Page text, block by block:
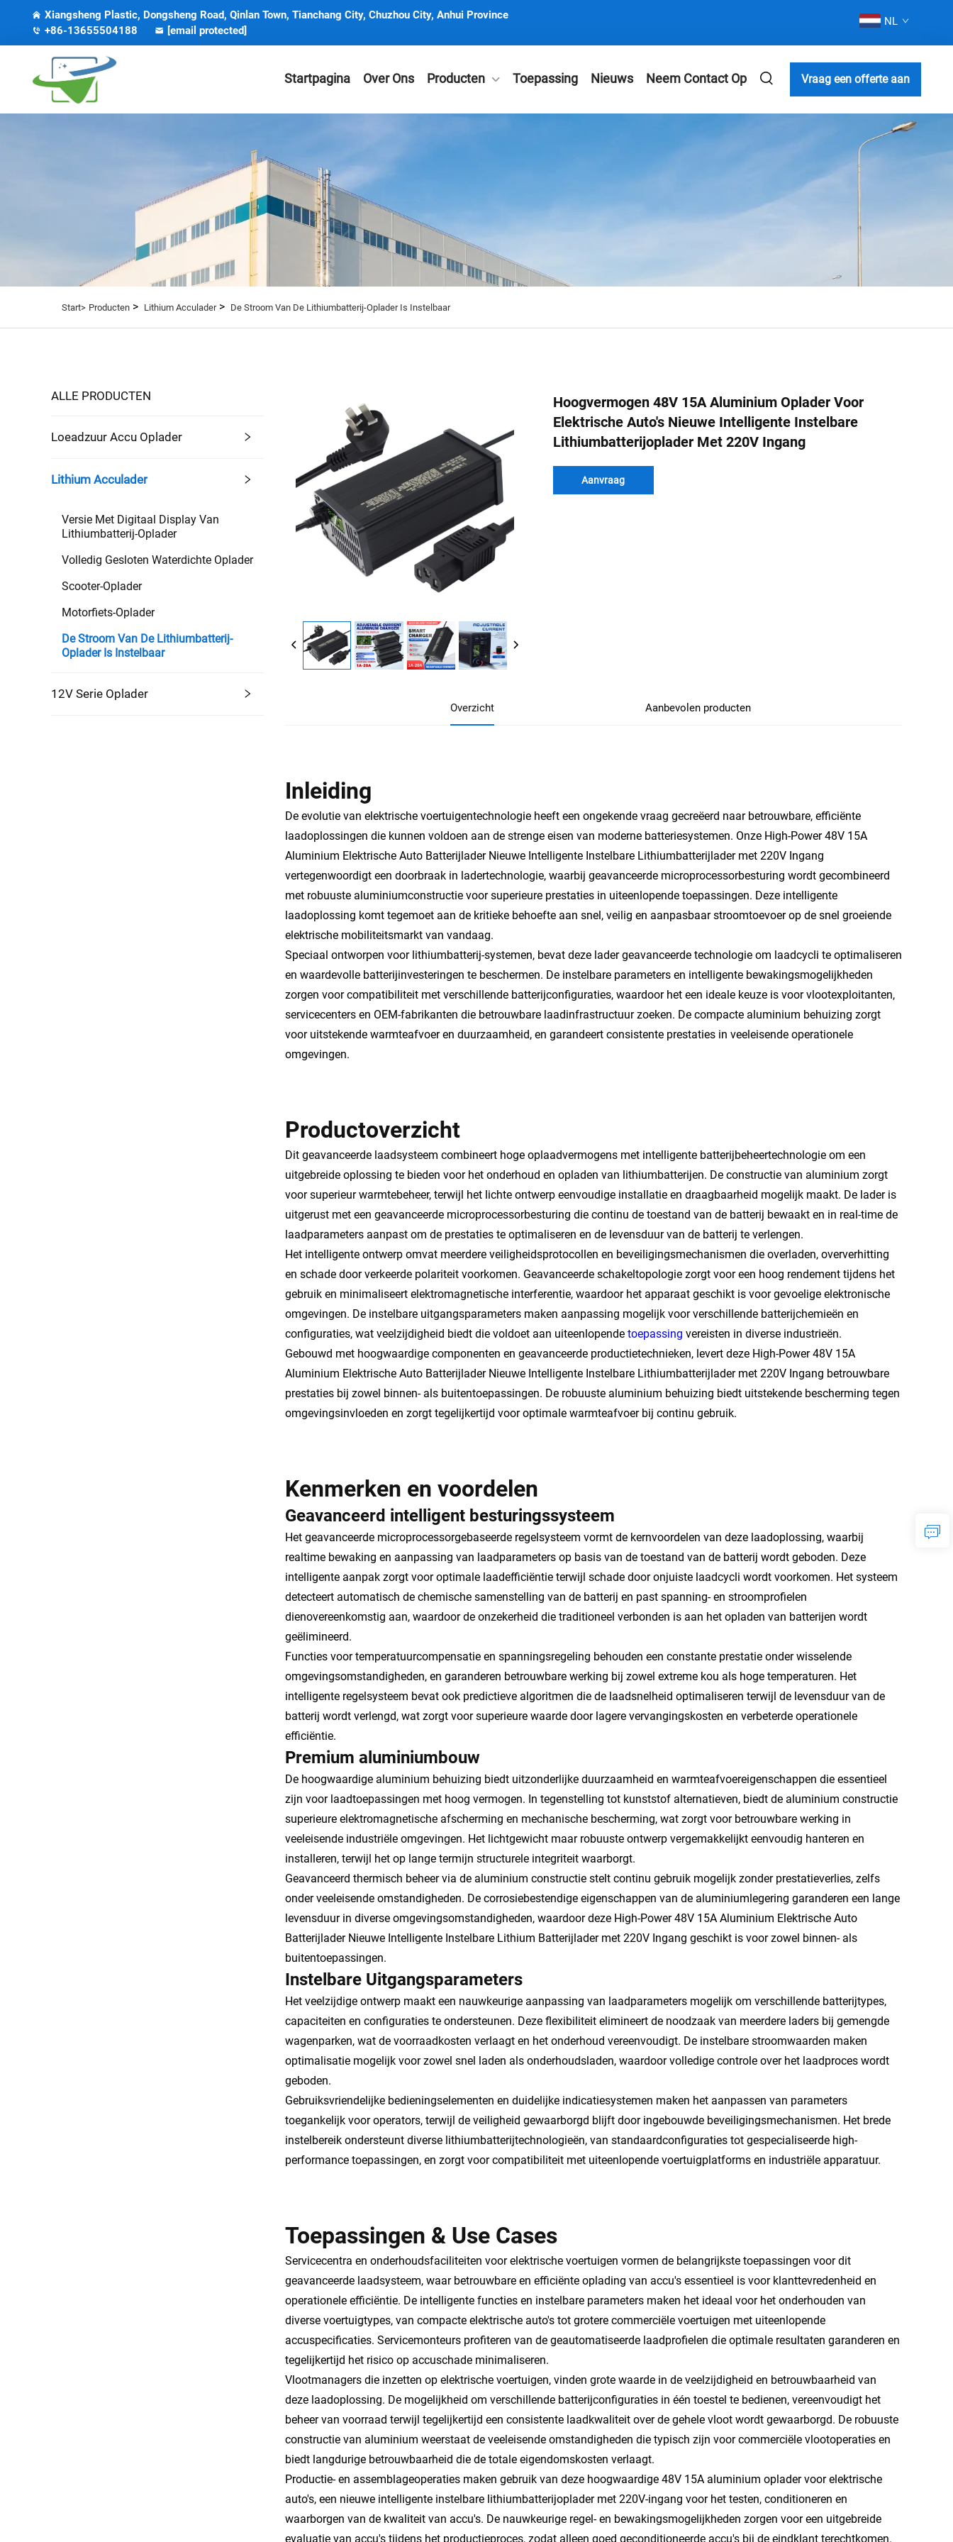
Xiangsheng Plastic, Dongsheng Road, Qinlan Town, Tianchang City, Chuzhou City, Anhui Province
+86-13655504188
[email protected]
NL
Startpagina Over Ons Producten Toepassing Nieuws Neem Contact Op Vraag een offerte aan
Start> Producten > Lithium Acculader> De Stroom Van De Lithiumbatterij-Oplader Is Instelbaar
ALLE PRODUCTEN
Loeadzuur Accu Oplader
Lithium Acculader
Versie Met Digitaal Display Van
Lithiumbatterij-Oplader
Volledig Gesloten Waterdichte Oplader
Scooter-Oplader
Motorfiets-Oplader
De Stroom Van De Lithiumbatterij-
Oplader Is Instelbaar
12V Serie Oplader
Hoogvermogen 48V 15A Aluminium Oplader Voor
Elektrische Auto's Nieuwe Intelligente Instelbare
Lithiumbatterijoplader Met 220V Ingang
Aanvraag
Overzicht Aanbevolen producten
Inleiding
De evolutie van elektrische voertuigentechnologie heeft een ongekende vraag gecreëerd naar betrouwbare, efficiënte
laadoplossingen die kunnen voldoen aan de strenge eisen van moderne batteriesystemen. Onze High-Power 48V 15A
Aluminium Elektrische Auto Batterijlader Nieuwe Intelligente Instelbare Lithiumbatterijlader met 220V Ingang
vertegenwoordigt een doorbraak in ladertechnologie, waarbij geavanceerde microprocessorbesturing wordt gecombineerd
met robuuste aluminiumconstructie voor superieure prestaties in uiteenlopende toepassingen. Deze intelligente
laadoplossing komt tegemoet aan de kritieke behoefte aan snel, veilig en aanpasbaar stroomtoevoer op de snel groeiende
elektrische mobiliteitsmarkt van vandaag.
Speciaal ontworpen voor lithiumbatterij-systemen, bevat deze lader geavanceerde technologie om laadcycli te optimaliseren
en waardevolle batterijinvesteringen te beschermen. De instelbare parameters en intelligente bewakingsmogelijkheden
zorgen voor compatibiliteit met verschillende batterijconfiguraties, waardoor het een ideale keuze is voor vlootexploitanten,
servicecenters en OEM-fabrikanten die betrouwbare laadinfrastructuur zoeken. De compacte aluminium behuizing zorgt
voor uitstekende warmteafvoer en duurzaamheid, en garandeert consistente prestaties in veeleisende operationele
omgevingen.
Productoverzicht
Dit geavanceerde laadsysteem combineert hoge oplaadvermogens met intelligente batterijbeheertechnologie om een
uitgebreide oplossing te bieden voor het onderhoud en opladen van lithiumbatterijen. De constructie van aluminium zorgt
voor superieur warmtebeheer, terwijl het lichte ontwerp eenvoudige installatie en draagbaarheid mogelijk maakt. De lader is
uitgerust met een geavanceerde microprocessorbesturing die continu de toestand van de batterij bewaakt en in real-time de
laadparameters aanpast om de prestaties te optimaliseren en de levensduur van de batterij te verlengen.
Het intelligente ontwerp omvat meerdere veiligheidsprotocollen en beveiligingsmechanismen die overladen, oververhitting
en schade door verkeerde polariteit voorkomen. Geavanceerde schakeltopologie zorgt voor een hoog rendement tijdens het
gebruik en minimaliseert elektromagnetische interferentie, waardoor het apparaat geschikt is voor gevoelige elektronische
omgevingen. De instelbare uitgangsparameters maken aanpassing mogelijk voor verschillende batterijchemieën en
configuraties, wat veelzijdigheid biedt die voldoet aan uiteenlopende toepassing vereisten in diverse industrieën.
Gebouwd met hoogwaardige componenten en geavanceerde productietechnieken, levert deze High-Power 48V 15A
Aluminium Elektrische Auto Batterijlader Nieuwe Intelligente Instelbare Lithiumbatterijlader met 220V Ingang betrouwbare
prestaties bij zowel binnen- als buitentoepassingen. De robuuste aluminium behuizing biedt uitstekende bescherming tegen
omgevingsinvloeden en zorgt tegelijkertijd voor optimale warmteafvoer bij continu gebruik.
Kenmerken en voordelen
Geavanceerd intelligent besturingssysteem
Het geavanceerde microprocessorgebaseerde regelsysteem vormt de kernvoordelen van deze laadoplossing, waarbij
realtime bewaking en aanpassing van laadparameters op basis van de toestand van de batterij wordt geboden. Deze
intelligente aanpak zorgt voor optimale laadefficiëntie terwijl schade door onjuiste laadcycli wordt voorkomen. Het systeem
detecteert automatisch de chemische samenstelling van de batterij en past spanning- en stroomprofielen
dienovereenkomstig aan, waardoor de onzekerheid die traditioneel verbonden is aan het opladen van batterijen wordt
geëlimineerd.
Functies voor temperatuurcompensatie en spanningsregeling behouden een constante prestatie onder wisselende
omgevingsomstandigheden, en garanderen betrouwbare werking bij zowel extreme kou als hoge temperaturen. Het
intelligente regelsysteem bevat ook predictieve algoritmen die de laadsnelheid optimaliseren terwijl de levensduur van de
batterij wordt verlengd, wat zorgt voor superieure waarde door lagere vervangingskosten en verbeterde operationele
efficiëntie.
Premium aluminiumbouw
De hoogwaardige aluminium behuizing biedt uitzonderlijke duurzaamheid en warmteafvoereigenschappen die essentieel
zijn voor laadtoepassingen met hoog vermogen. In tegenstelling tot kunststof alternatieven, biedt de aluminium constructie
superieure elektromagnetische afscherming en mechanische bescherming, wat zorgt voor betrouwbare werking in
veeleisende industriële omgevingen. Het lichtgewicht maar robuuste ontwerp vergemakkelijkt eenvoudig hanteren en
installeren, terwijl het op lange termijn structurele integriteit waarborgt.
Geavanceerd thermisch beheer via de aluminium constructie stelt continu gebruik mogelijk zonder prestatieverlies, zelfs
onder veeleisende omstandigheden. De corrosiebestendige eigenschappen van de aluminiumlegering garanderen een lange
levensduur in diverse omgevingsomstandigheden, waardoor deze High-Power 48V 15A Aluminium Elektrische Auto
Batterijlader Nieuwe Intelligente Instelbare Lithium Batterijlader met 220V Ingang geschikt is voor zowel binnen- als
buitentoepassingen.
Instelbare Uitgangsparameters
Het veelzijdige ontwerp maakt een nauwkeurige aanpassing van laadparameters mogelijk om verschillende batterijtypes,
capaciteiten en configuraties te ondersteunen. Deze flexibiliteit elimineert de noodzaak van meerdere laders bij gemengde
wagenparken, wat de voorraadkosten verlaagt en het onderhoud vereenvoudigt. De instelbare stroomwaarden maken
optimalisatie mogelijk voor zowel snel laden als onderhoudsladen, waardoor volledige controle over het laadproces wordt
geboden.
Gebruiksvriendelijke bedieningselementen en duidelijke indicatiesystemen maken het aanpassen van parameters
toegankelijk voor operators, terwijl de veiligheid gewaarborgd blijft door ingebouwde beveiligingsmechanismen. Het brede
instelbereik ondersteunt diverse lithiumbatterijtechnologieën, van standaardconfiguraties tot gespecialiseerde high-
performance toepassingen, en zorgt voor compatibiliteit met uiteenlopende voertuigplatforms en industriële apparatuur.
Toepassingen & Use Cases
Servicecentra en onderhoudsfaciliteiten voor elektrische voertuigen vormen de belangrijkste toepassingen voor dit
geavanceerde laadsysteem, waar betrouwbare en efficiënte oplading van accu's essentieel is voor klanttevredenheid en
operationele efficiëntie. De intelligente functies en instelbare parameters maken het ideaal voor het onderhouden van
diverse voertuigtypes, van compacte elektrische auto's tot grotere commerciële voertuigen met uiteenlopende
accuspecificaties. Servicemonteurs profiteren van de geautomatiseerde laadprofielen die optimale resultaten garanderen en
tegelijkertijd het risico op accuschade minimaliseren.
Vlootmanagers die inzetten op elektrische voertuigen, vinden grote waarde in de veelzijdigheid en betrouwbaarheid van
deze laadoplossing. De mogelijkheid om verschillende batterijconfiguraties in één toestel te bedienen, vereenvoudigt het
beheer van voorraad terwijl tegelijkertijd een consistente laadkwaliteit over de gehele vloot wordt gewaarborgd. De robuuste
constructie van aluminium weerstaat de veeleisende omstandigheden die typisch zijn voor commerciële vlootoperaties en
biedt langdurige betrouwbaarheid die de totale eigendomskosten verlaagt.
Productie- en assemblageoperaties maken gebruik van deze hoogwaardige 48V 15A aluminium oplader voor elektrische
auto's, een nieuwe intelligente instelbare lithiumbatterijoplader met 220V-ingang voor het testen, conditioneren en
waarborgen van de kwaliteit van accu's. De nauwkeurige regel- en bewakingsmogelijkheden zorgen voor een uitgebreide
evaluatie van accu's tijdens het productieproces, zodat alleen goed geconditioneerde accu's bij de eindklant terechtkomen.